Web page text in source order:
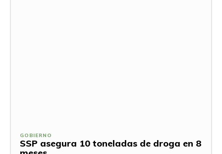
GOBIERNO
SSP asegura 10 toneladas de droga en 8